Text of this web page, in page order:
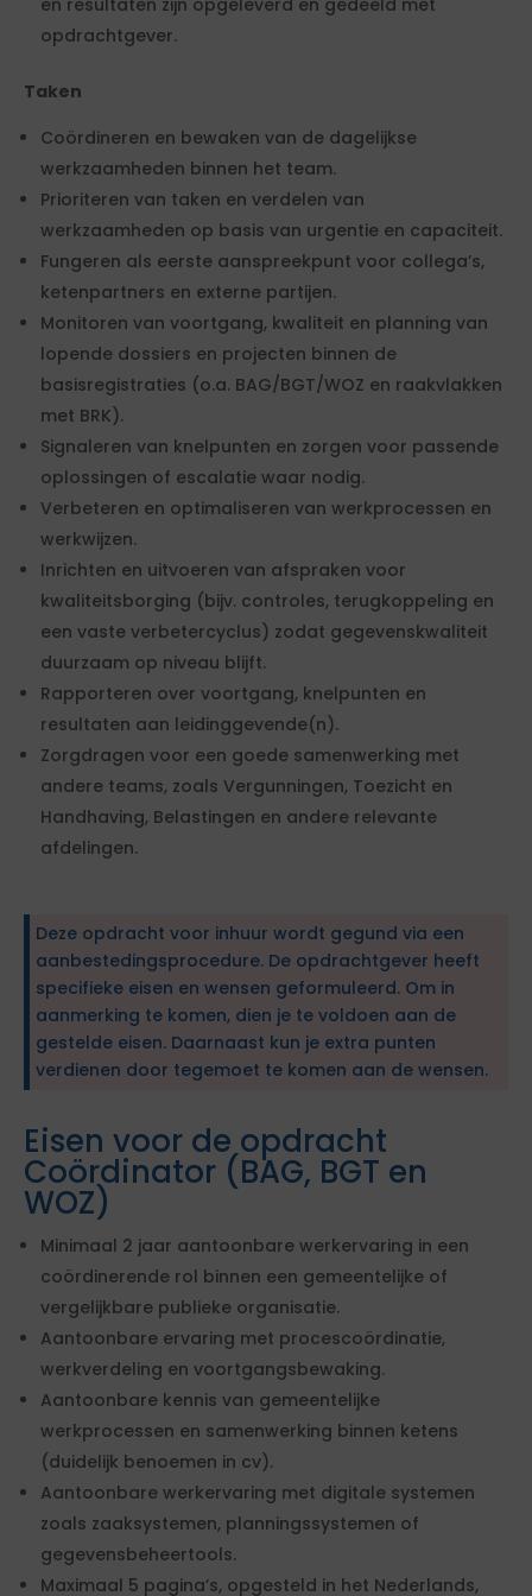
en resultaten zijn opgeleverd en gedeeld met
opdrachtgever.
Taken
Coördineren en bewaken van de dagelijkse
werkzaamheden binnen het team.
Prioriteren van taken en verdelen van
werkzaamheden op basis van urgentie en capaciteit.
Fungeren als eerste aanspreekpunt voor collega’s,
ketenpartners en externe partijen.
Monitoren van voortgang, kwaliteit en planning van
lopende dossiers en projecten binnen de
basisregistraties (o.a. BAG/BGT/WOZ en raakvlakken
met BRK).
Signaleren van knelpunten en zorgen voor passende
oplossingen of escalatie waar nodig.
Verbeteren en optimaliseren van werkprocessen en
werkwijzen.
Inrichten en uitvoeren van afspraken voor
kwaliteitsborging (bijv. controles, terugkoppeling en
een vaste verbetercyclus) zodat gegevenskwaliteit
duurzaam op niveau blijft.
Rapporteren over voortgang, knelpunten en
resultaten aan leidinggevende(n).
Zorgdragen voor een goede samenwerking met
andere teams, zoals Vergunningen, Toezicht en
Handhaving, Belastingen en andere relevante
afdelingen.
Deze opdracht voor inhuur wordt gegund via een
aanbestedingsprocedure. De opdrachtgever heeft
specifieke eisen en wensen geformuleerd. Om in
aanmerking te komen, dien je te voldoen aan de
gestelde eisen. Daarnaast kun je extra punten
verdienen door tegemoet te komen aan de wensen.
Eisen voor de opdracht
Coördinator (BAG, BGT en
WOZ)
Minimaal 2 jaar aantoonbare werkervaring in een
coördinerende rol binnen een gemeentelijke of
vergelijkbare publieke organisatie.
Aantoonbare ervaring met procescoördinatie,
werkverdeling en voortgangsbewaking.
Aantoonbare kennis van gemeentelijke
werkprocessen en samenwerking binnen ketens
(duidelijk benoemen in cv).
Aantoonbare werkervaring met digitale systemen
zoals zaaksystemen, planningssystemen of
gegevensbeheertools.
Maximaal 5 pagina’s, opgesteld in het Nederlands,